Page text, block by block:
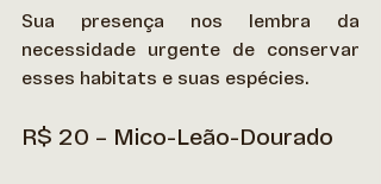
Sua presença nos lembra da
necessidade urgente de conservar
esses habitats e suas espécies.
R$ 20 – Mico-Leão-Dourado